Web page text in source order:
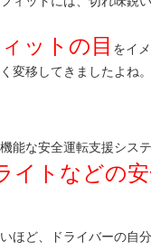
ットの目 をイ
変移してきましたよね。
能な安全運転支援シス
イトなどの
ほど、ドライバーの自